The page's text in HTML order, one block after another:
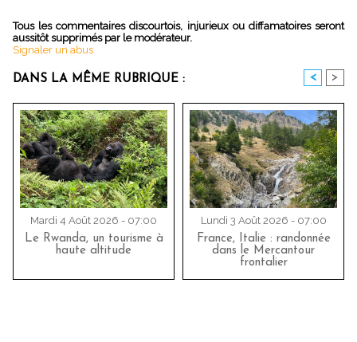
Tous les commentaires discourtois, injurieux ou diffamatoires seront
aussitôt supprimés par le modérateur.
Signaler un abus
DANS LA MÊME RUBRIQUE : < >
Mardi 4 Août 2026 - 07:00
Le Rwanda, un tourisme à
haute altitude
Lundi 3 Août 2026 - 07:00
France, Italie : randonnée
dans le Mercantour
frontalier